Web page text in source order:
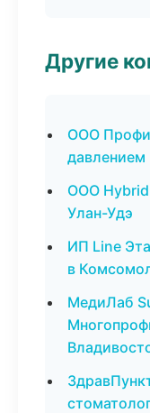
Другие
ООО Профи
давлением
ООО Hybrid
Улан-Удэ
ИП Line
в
МедиЛаб